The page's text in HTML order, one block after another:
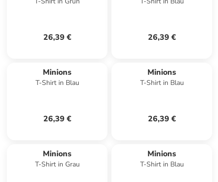
26,39 € 26,39 €
Minions
T-Shirt in Blau
26,39 €
Minions
T-Shirt in Blau
26,39 €
Minions
T-Shirt in Grau
Minions
T-Shirt in Blau